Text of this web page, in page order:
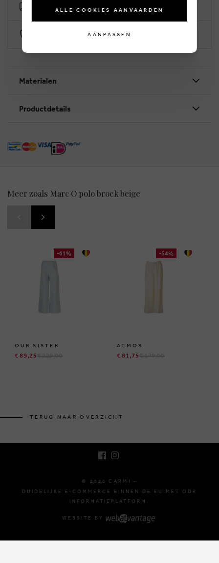
Gratis levering vanaf €50 (2-4 werkdagen)
Veilig betalen via Worldline
Materialen
Productdetails
Meer zoals Marc O'polo broek beige
-61%
OUR SISTER
€ 89,25€ 229,00
-54%
ATMOS
€ 81,75€ 179,00
TERUG NAAR OVERZICHT
© 2026 CARMI -
DUIDELIJKE E-COMMERCE BINNEN DE EU MET ODR
INFORMATIEPLATFORM.
WEBSITE BY
ALLE COOKIES AANVAARDEN
AANPASSEN